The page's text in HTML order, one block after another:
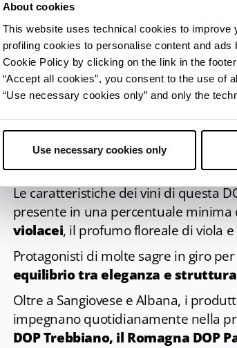
About cookies
This website uses technical cookies to
profiling cookies to personalise content and
Cookie Policy by clicking on the link in the
“Accept all cookies”, you consent to the use of
“Use necessary cookies only” and only the
Use necessary cookies only
Un’occasione per assaggiare l’Albana è
con degustazioni di Albana secco,
A inizio estate Bertinoro ospita
strada.
Il Sangiovese
Presente in Romagna da secoli, il
oltre alla omonima troviamo il
Le caratteristiche dei vini di questa
presente in una percentuale minima
violacei, il profumo floreale di viola
Protagonisti di molte sagre in giro
equilibrio tra eleganza e struttura
Oltre a Sangiovese e Albana, i
impegnano quotidianamente nella
DOP Trebbiano, il Romagna DOP